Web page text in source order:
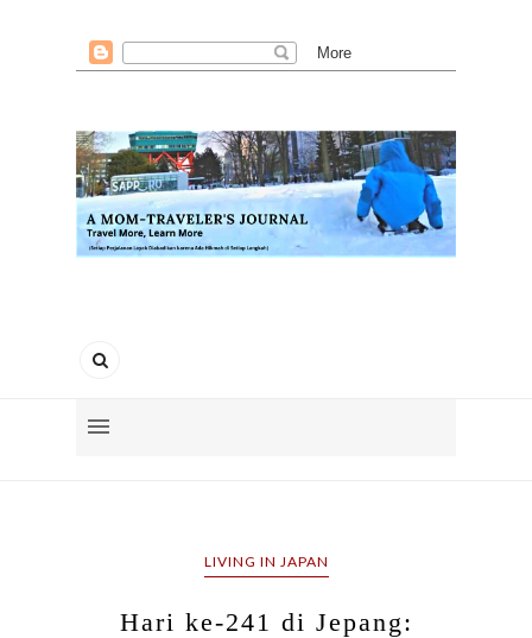
LIVING IN JAPAN
Hari ke-241 di Jepang: